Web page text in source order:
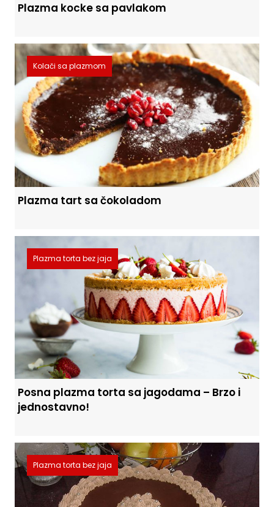
Plazma kocke sa pavlakom
Kolači sa plazmom
Plazma tart sa čokoladom
Plazma torta bez jaja
Posna plazma torta sa jagodama – Brzo i
jednostavno!
Plazma torta bez jaja